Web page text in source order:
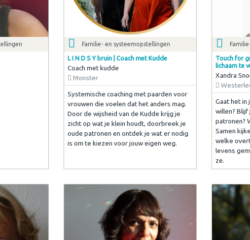
Familie- en systeemopstellingen
L I N D S Y bruin | Coach met Kudde
Coach met kudde
Monster
Systemische coaching met paarden voor
vrouwen die voelen dat het anders mag.
Door de wijsheid van de Kudde krijg je
zicht op wat je klein houdt, doorbreek je
oude patronen en ontdek je wat er nodig
is om te kiezen voor jouw eigen weg.
Touch for
lichaam te
Xandra
Gaat het in
willen?
patronen?
Samen
welke
levens
ze.